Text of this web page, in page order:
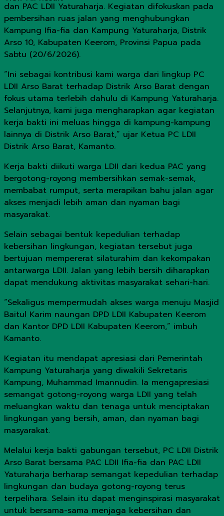
dan PAC LDII Yaturaharja. Kegiatan difokuskan pada
pembersihan ruas jalan yang menghubungkan
Kampung Ifia-fia dan Kampung Yaturaharja, Distrik
Arso 10, Kabupaten Keerom, Provinsi Papua pada
Sabtu (20/6/2026).
“Ini sebagai kontribusi kami warga dari lingkup PC
LDII Arso Barat terhadap Distrik Arso Barat dengan
fokus utama terlebih dahulu di Kampung Yaturaharja.
Selanjutnya, kami juga mengharapkan agar kegiatan
kerja bakti ini meluas hingga di kampung-kampung
lainnya di Distrik Arso Barat,” ujar Ketua PC LDII
Distrik Arso Barat, Kamanto.
Kerja bakti diikuti warga LDII dari kedua PAC yang
bergotong-royong membersihkan semak-semak,
membabat rumput, serta merapikan bahu jalan agar
akses menjadi lebih aman dan nyaman bagi
masyarakat.
Selain sebagai bentuk kepedulian terhadap
kebersihan lingkungan, kegiatan tersebut juga
bertujuan mempererat silaturahim dan kekompakan
antarwarga LDII. Jalan yang lebih bersih diharapkan
dapat mendukung aktivitas masyarakat sehari-hari.
“Sekaligus mempermudah akses warga menuju Masjid
Baitul Karim naungan DPD LDII Kabupaten Keerom
dan Kantor DPD LDII Kabupaten Keerom,” imbuh
Kamanto.
Kegiatan itu mendapat apresiasi dari Pemerintah
Kampung Yaturaharja yang diwakili Sekretaris
Kampung, Muhammad Imannudin. Ia mengapresiasi
semangat gotong-royong warga LDII yang telah
meluangkan waktu dan tenaga untuk menciptakan
lingkungan yang bersih, aman, dan nyaman bagi
masyarakat.
Melalui kerja bakti gabungan tersebut, PC LDII Distrik
Arso Barat bersama PAC LDII Ifia-fia dan PAC LDII
Yaturaharja berharap semangat kepedulian terhadap
lingkungan dan budaya gotong-royong terus
terpelihara. Selain itu dapat menginspirasi masyarakat
untuk bersama-sama menjaga kebersihan dan